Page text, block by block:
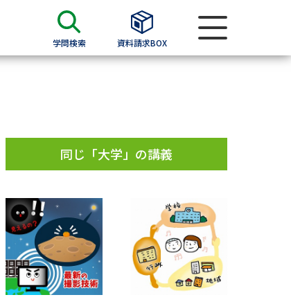
学問検索 資料請求BOX
過去問題集
留学・進学関連、塾・予備校
同じ「大学」の講義